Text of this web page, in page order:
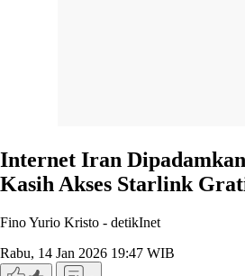
Internet Iran
Kasih Akses Starlink
Fino Yurio Kristo - detikInet
Rabu, 14 Jan 2026 19:47 WIB